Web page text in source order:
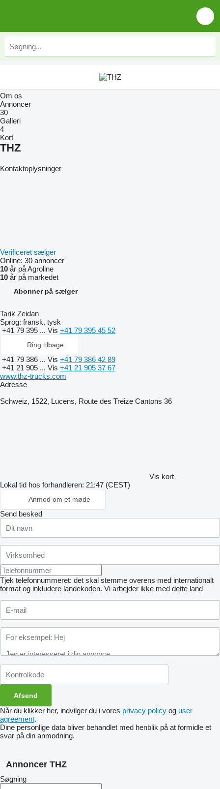
Om os
Annoncer
30
Galleri
4
Kort
THZ
Kontaktoplysninger
Verificeret sælger
Online: 30 annoncer
10 år på Agroline
10 år på markedet
Abonner på sælger
Tarik Zeidan
Sprog: fransk, tysk
+41 79 395 ... Vis +41 79 395 45 52
Ring tilbage
+41 79 386 ... Vis +41 79 386 42 89
+41 21 905 ... Vis +41 21 905 37 67
www.thz-trucks.com
Adresse
Schweiz, 1522, Lucens, Route des Treize Cantons 36
Vis kort
Lokal tid hos forhandleren: 21:47 (CEST)
Anmod om et møde
Send besked
Tjek telefonnummeret: det skal stemme overens med internationalt
format og inkludere landekoden. Vi arbejder ikke med dette land
Når du klikker her, indvilger du i vores privacy policy og user
agreement.
Dine personlige data bliver behandlet med henblik på at formidle et
svar på din anmodning.
Annoncer THZ
Søgning